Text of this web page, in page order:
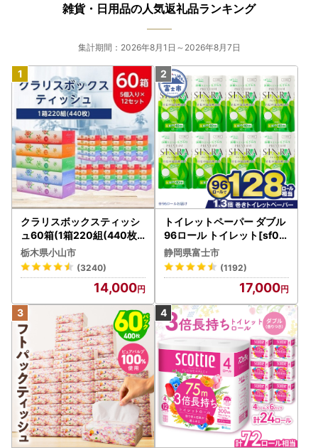
雑貨・日用品の人気返礼品ランキング
集計期間：2026年8月1日～2026年8月7日
クラリスボックスティッシ
ュ60箱(1箱220組(440枚))
(5個入り×12セット)【配送
不可地域：離島・沖縄県】
【1256759】
栃木県小山市
(3240)
14,000
トイレットペーパー ダブル
96ロール トイレット[sf00
1-012]
静岡県富士市
(1192)
17,000